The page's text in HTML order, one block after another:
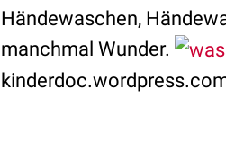
Händewaschen,
manchmal Wunder.